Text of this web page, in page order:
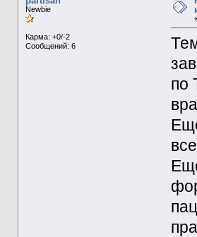
Newbie
Карма: +0/-2
Сообщений: 6
по